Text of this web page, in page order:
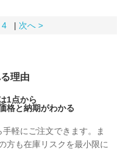
4 | 次へ >
理由
1点から
格と納期がわかる
手軽にご注文できます。ま
方も在庫リスクを最小限に